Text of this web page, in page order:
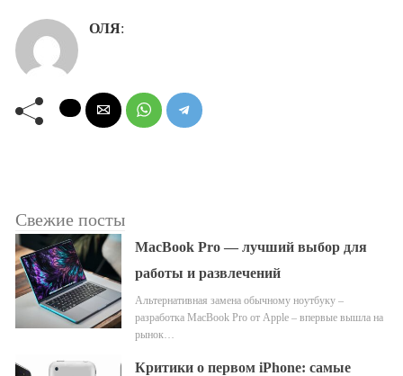
ОЛЯ:
Свежие посты
MacBook Pro — лучший выбор для
работы и развлечений
Альтернативная замена обычному ноутбуку –
разработка MacBook Pro от Apple – впервые вышла на
рынок…
Критики о первом iPhone: самые